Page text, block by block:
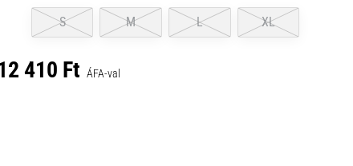
S
M L XL
410 Ft ÁFA-val